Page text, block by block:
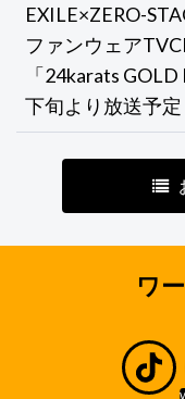
EXILE×ZERO-
ファンウェア
「24karats
下旬より放送予定
ワ